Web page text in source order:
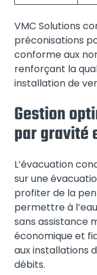
VMC Solutions
préconisations
conforme aux
renforçant la
installation de
Gestion
par gravité
L’évacuation
sur une
profiter de la
permettre à
sans assistance
économique et
aux installations
débits.